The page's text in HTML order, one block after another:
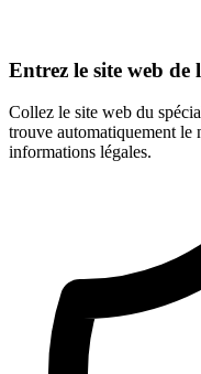
Entrez le site web
Collez le site web du
trouve automatiquement le
informations légales.